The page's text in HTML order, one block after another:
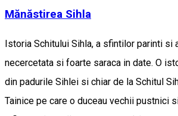
Mănăstirea Sihla
Istoria Schitului Sihla, a sfintilor parinti si
necercetata si foarte saraca in date. O
din padurile Sihlei si chiar de la Schitul
Tainice pe care o duceau vechii pustnici